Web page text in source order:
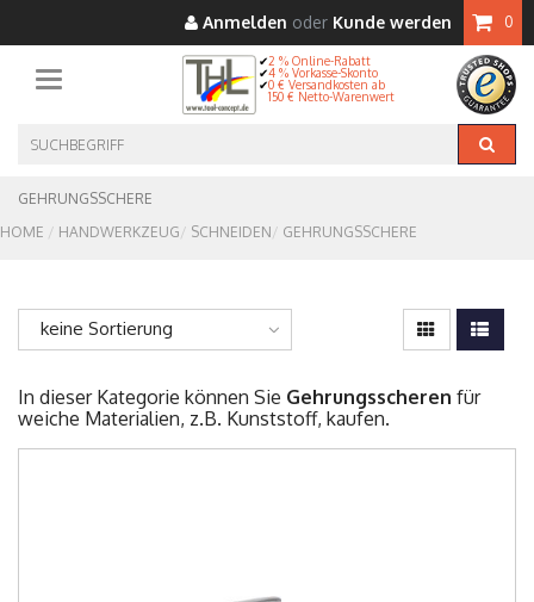
Anmelden oder Kunde werden 0
Toggle navigation
2 % Online-Rabatt
4 % Vorkasse-Skonto
0 € Versandkosten ab
150 € Netto-Warenwert
GEHRUNGSSCHERE
HOME
HANDWERKZEUG SCHNEIDEN GEHRUNGSSCHERE
keine Sortierung
In dieser Kategorie können Sie Gehrungsscheren für
weiche Materialien, z.B. Kunststoff, kaufen.